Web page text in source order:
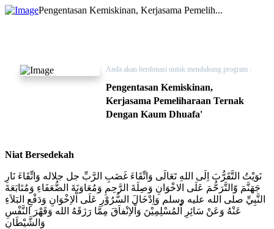
Pengentasan Kemiskinan, Kerjasama Pemelih...
Anda akan berdonasi untuk mendukung program :
Pengentasan Kemiskinan,
Kerjasama Pemeliharaan Ternak
Dengan Kaum Dhuafa'
Niat Bersedekah
نَوَيْتُ التَّقَرُّبَ اِلَى اللهِ تَعَالَى وَاتِّقَاءَ غَضَبِ الرَّبِّ جل جلاله وَاتِّقَاءَ نَارِ
جَهَنَّمَ وّالتَّرَحُّمَ عَلَى الاخْوَانِ وَصِلَةَ الرَّحِمِ وَمُعَاوَنَةَ الضُّعَفَاءِ وَمُتَابَعَةَ
النَّبِيِّ صلى الله عليه وسلم وَاِدْخَالَ السُّرُوْرِ عَلَى اْلاِخْوَانِ وَدَفْعِ البَلاَءِ
عَنْهُ وَعَنْ سَائِرِ اْلمُسْلِمِيْنَ وَاْلاِنْفاَقَ مِمَّا رَزَقَهُ الله وَقَهْرَ النَّفْسِ
وَالشَّيْطَانِ